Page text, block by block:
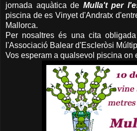
jornada aquàtica de Mulla't per
piscina de es Vinyet d'Andratx
Mallorca.
Per nosaltres és una cita
l'Associació Balear d'Escleròsi
Vos esperam a qualsevol piscina on